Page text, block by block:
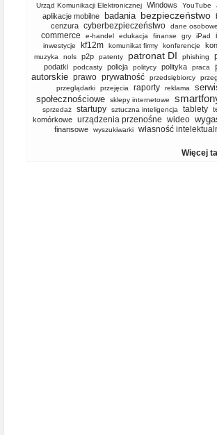
Urząd Komunikacji Elektronicznej Windows YouTube
aplikacje mobilne badania bezpieczeństwo
cenzura cyberbezpieczeństwo dane osobowe
commerce
e-handel edukacja finanse gry iPad
inwestycje kf12m komunikat firmy konferencje
muzyka nols p2p patenty patronat DI phishing
podatki podcasty policja politycy polityka praca
autorskie prawo prywatność przedsiębiorcy
przeglądarki
przejęcia raporty reklama
społecznościowe
sklepy internetowe
sprzedaż
startupy sztuczna inteligencja tablety
komórkowe
urządzenia przenośne wideo
finansowe
wyszukiwarki własność
Więcej